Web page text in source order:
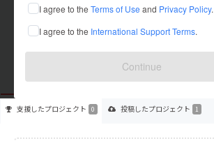
I agree to the Terms of Use and Privacy Policy.
I agree to the International Support Terms.
Continue
これまでに1件のプロジェクトを投稿しています
在住国：未設定
出身国：未設定
支援したプロジェクト 0 投稿したプロジェクト 1